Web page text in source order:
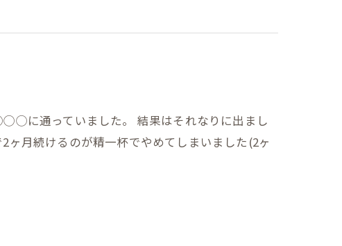
に通っていました。 結果はそれなりに出まし
ヶ月続けるのが精一杯でやめてしまいました(2ヶ